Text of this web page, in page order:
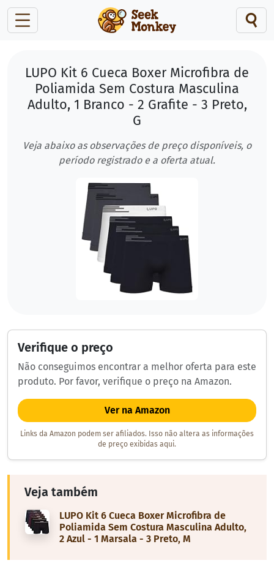
LUPO Kit 6 Cueca Boxer Microfibra de
Poliamida Sem Costura Masculina
Adulto, 1 Branco - 2 Grafite - 3 Preto,
G
Veja abaixo as observações de preço disponíveis, o
período registrado e a oferta atual.
Verifique o preço
Não conseguimos encontrar a melhor oferta para este
produto. Por favor, verifique o preço na Amazon.
Ver na Amazon
Links da Amazon podem ser afiliados. Isso não altera as informações
de preço exibidas aqui.
Veja também
LUPO Kit 6 Cueca Boxer Microfibra de
Poliamida Sem Costura Masculina Adulto,
2 Azul - 1 Marsala - 3 Preto, M